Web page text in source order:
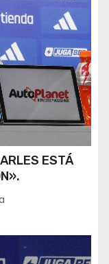
ESTÁ